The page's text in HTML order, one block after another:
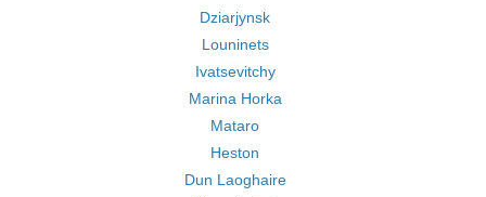
Dziarjynsk
Louninets
Ivatsevitchy
Marina Horka
Mataro
Heston
Dun Laoghaire